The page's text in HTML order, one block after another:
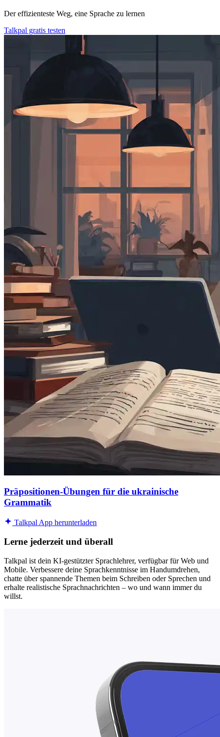
Der effizienteste Weg, eine Sprache zu lernen
Talkpal gratis testen
Präpositionen-Übungen für die ukrainische
Grammatik
Talkpal App herunterladen
Lerne jederzeit und überall
Talkpal ist dein KI-gestützter Sprachlehrer, verfügbar für Web und
Mobile. Verbessere deine Sprachkenntnisse im Handumdrehen,
chatte über spannende Themen beim Schreiben oder Sprechen und
erhalte realistische Sprachnachrichten – wo und wann immer du
willst.